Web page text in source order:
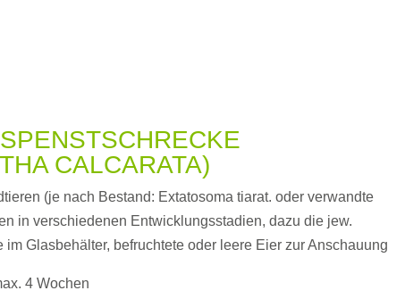
CALCARATA)
(je nach Bestand: Extatosoma tiarat. oder verwandte
in verschiedenen Entwicklungsstadien, dazu die jew.
im Glasbehälter, befruchtete oder leere Eier zur Anschauung
4 Wochen